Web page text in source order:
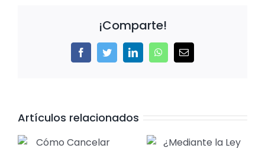
¡Comparte!
FacebookTwitterLinkedInWhatsAppCorreo
Artículos relacionados